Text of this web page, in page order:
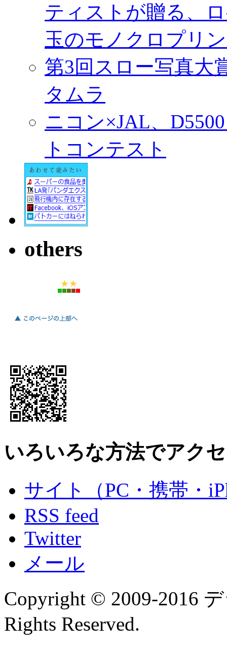
ティストが贈る、
玉のモノクロプリ
第3回スロー写真
タムラ
ニコン×JAL、
トコンテスト
others
いろいろな方法でアク
サイト（PC・携帯・
RSS feed
Twitter
メール
Copyright © 2009-2016
Rights Reserved.